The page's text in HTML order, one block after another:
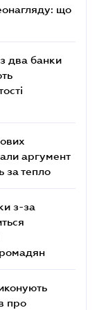
що
два банки
аргумент
за тепло
з-за
про